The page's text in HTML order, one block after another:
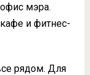
мэра.
и фитнес-
рядом. Для